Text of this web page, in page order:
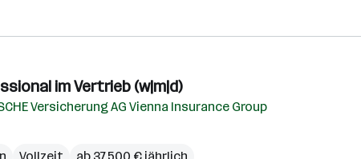
im Ver­trieb (w|m|d)
Versicherung AG Vienna Insurance Group